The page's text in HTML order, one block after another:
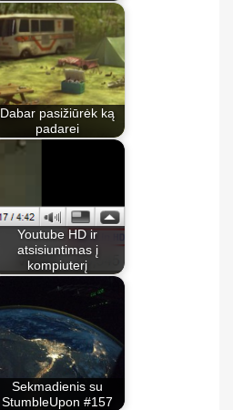
Dabar pasižiūrėk ką
padarei
Youtube HD ir
atsisiuntimas į
kompiuterį
Sekmadienis su
StumbleUpon #157